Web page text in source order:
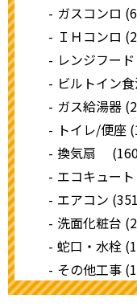
ガスコンロ
ＩＨコンロ
レンジフー
ビルトイン
ガス給湯器
トイレ/便座
換気扇
エコキュー
エアコン
洗面化粧台
蛇口・水栓
その他工事